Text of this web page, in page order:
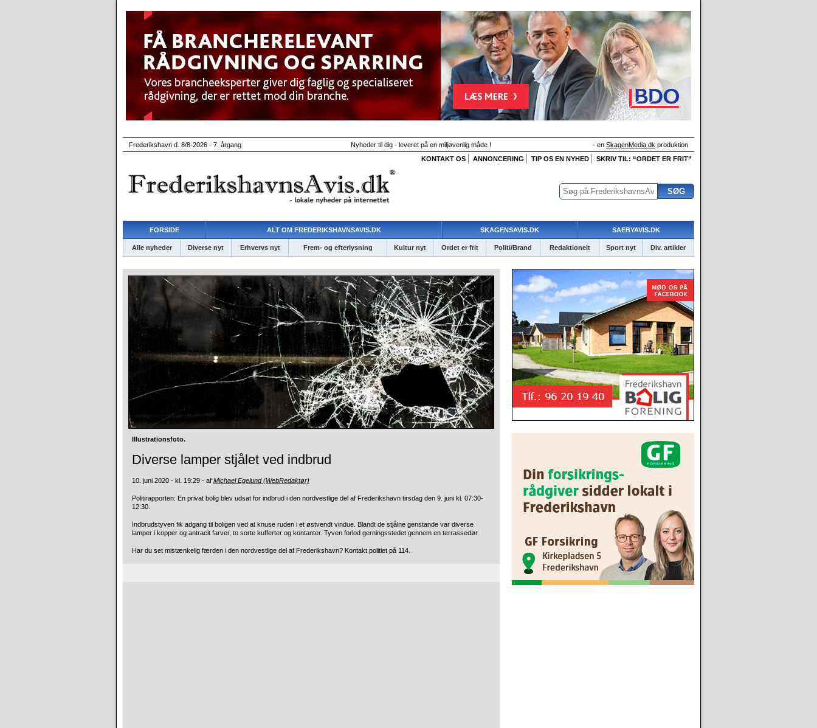
Frederikshavn d. 8/8-2026 - 7. årgang Nyheder til dig - leveret på en miljøvenlig måde ! - en SkagenMedia.dk produktion
KONTAKT OS
ANNONCERING TIP OS EN NYHED SKRIV TIL: “ORDET ER FRIT”
FORSIDE ALT OM FREDERIKSHAVNSAVIS.DK SKAGENSAVIS.DK SAEBYAVIS.DK
Alle nyheder Diverse nyt Erhvervs nyt Frem- og efterlysning Kultur nyt Ordet er frit Politi/Brand Redaktionelt Sport nyt Div. artikler
Illustrationsfoto.
Diverse lamper stjålet ved indbrud
10. juni 2020 - kl. 19:29 - af Michael Egelund (WebRedaktør)
Politirapporten: En privat bolig blev udsat for indbrud i den nordvestlige del af Frederikshavn tirsdag den 9. juni kl. 07:30-
12:30.
Indbrudstyven fik adgang til boligen ved at knuse ruden i et østvendt vindue. Blandt de stjålne genstande var diverse
lamper i kopper og antracit farver, to sorte kufferter og kontanter. Tyven forlod gerningsstedet gennem en terrassedør.
Har du set mistænkelig færden i den nordvestlige del af Frederikshavn? Kontakt politiet på 114.